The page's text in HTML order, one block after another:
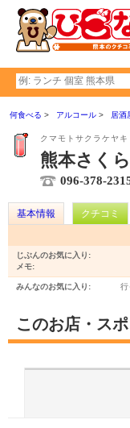
何食べる アルコール 居酒
クマモトサクラケヤキ
熊本さく
096-378-
基本情報 クチコミ
じぶんのお気に入り:
メモ:
みんなのお気に入り: 行
このお店・ス